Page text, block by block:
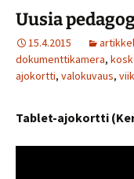
Uusia
15.4.2015
dokumenttikamera,
ajokortti, valokuvaus,
Tablet-ajokortti